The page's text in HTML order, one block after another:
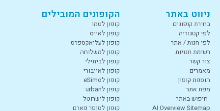
ניווט באתר
בחירת קופונים
לפי קטגוריה
לפי חנות / אתר
רשימת חנויות
צור קשר
מאמרים
הוספת קופון
מפת אתר
חיפוש באתר
AI Overview Sitemap
הקופונים המובילים
קופון לטמו
קופון לאייס
קופון לעליאקספרס
קופון למשלוחה
קופון לביתילי
קופון לאייבורי
קופון לeSimo
קופון לurban
קופון לישרוטל
קופון לסופר פארם